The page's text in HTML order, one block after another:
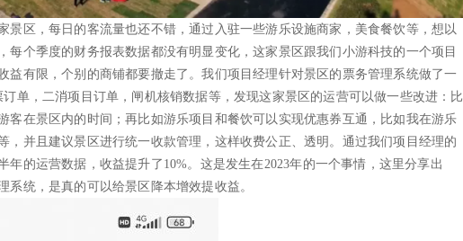
景区，每日的客流量也还不错，通过入驻一些游乐设施商家，美食餐饮等，想以
每个季度的财务报表数据都没有明显变化，这家景区跟我们小游科技的一个项目
益有限，个别的商铺都要撤走了。我们项目经理针对景区的票务管理系统做了一
单，二消项目订单，闸机核销数据等，发现这家景区的运营可以做一些改进：比
客在景区内的时间；再比如游乐项目和餐饮可以实现优惠券互通，比如我在游乐
，并且建议景区进行统一收款管理，这样收费公正、透明。通过我们项目经理的
年的运营数据，收益提升了10%。这是发生在2023年的一个事情，这里分享出
统，是真的可以给景区降本增效提收益。